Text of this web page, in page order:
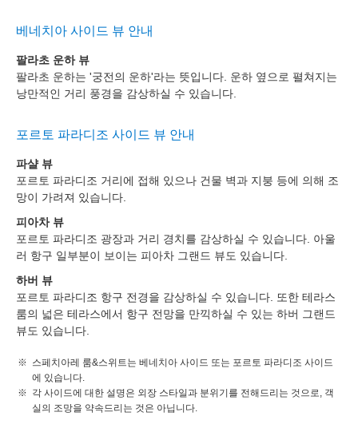
베네치아 사이드 뷰 안내
팔라초 운하 뷰
팔라초 운하는 '궁전의 운하'라는 뜻입니다. 운하 옆으로 펼쳐지는
낭만적인 거리 풍경을 감상하실 수 있습니다.
포르토 파라디조 사이드 뷰 안내
파샬 뷰
포르토 파라디조 거리에 접해 있으나 건물 벽과 지붕 등에 의해 조
망이 가려져 있습니다.
피아차 뷰
포르토 파라디조 광장과 거리 경치를 감상하실 수 있습니다. 아울
러 항구 일부분이 보이는 피아차 그랜드 뷰도 있습니다.
하버 뷰
포르토 파라디조 항구 전경을 감상하실 수 있습니다. 또한 테라스
룸의 넓은 테라스에서 항구 전망을 만끽하실 수 있는 하버 그랜드
뷰도 있습니다.
스페치아레 룸&스위트는 베네치아 사이드 또는 포르토 파라디조 사이드
에 있습니다.
각 사이드에 대한 설명은 외장 스타일과 분위기를 전해드리는 것으로, 객
실의 조망을 약속드리는 것은 아닙니다.